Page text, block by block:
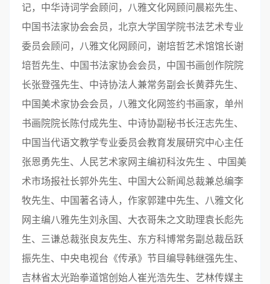
记，中华诗词学会顾问，八雅文化网顾问晨崧先生、
中国书法家协会会员，北京大学国学院书法艺术专业
委员会顾问，八雅文化网顾问，谢培哲艺术馆馆长谢
培哲先生、中国书法家协会会员，中国书画创作院院
长张登强先生、中诗协法人兼常务副会长黄莽先生、
中国美术家协会会员，八雅文化网签约书画家，单州
书画院院长陈付成先生、中诗协副秘书长汪志先生、
中国当代语文教学专业委员会教育发展研究中心主任
张恩勇先生、人民艺术家网主编初科汝先生 、中国美
术市场报社长郭外先生、中国大公新闻总裁兼总编李
牧先生、中国著名诗人，作家郭建中先生、八雅文化
网主编八雅先生刘永国、大衣哥朱之文助理袁长彪先
生、三谦总裁张良友先生、东方科博常务副总裁岳跃
振先生、中央电视台《传承》节目编导韩继强先生、
吉林省太光跆拳道馆创始人崔光浩先生、艺林传媒主